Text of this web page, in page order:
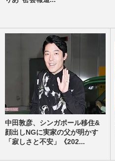
中田敦彦、シンガポール移住&
顔出しNGに実家の父が明かす
「寂しさと不安」《202...